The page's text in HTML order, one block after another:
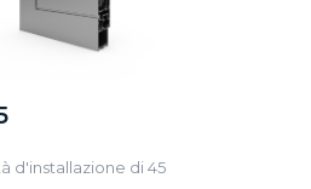
d'installazione di 45